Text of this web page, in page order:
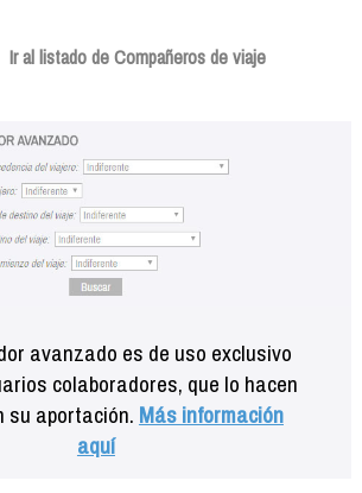
Ir al listado de Compañeros de viaje
avanzado es de uso exclusivo
colaboradores, que lo hacen
su aportación. Más información
aquí